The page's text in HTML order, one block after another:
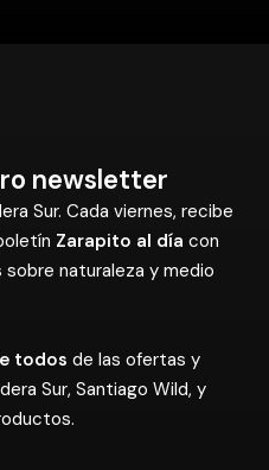
newsletter
Sur. Cada viernes, recibe
Zarapito al día con
naturaleza y medio
todos de las ofertas y
Sur, Santiago Wild, y